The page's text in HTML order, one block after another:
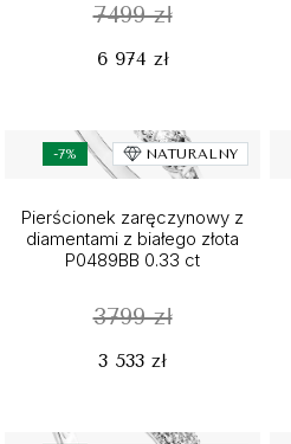
7499 zł
6 974 zł
-7% NATURALNY
Pierścionek zaręczynowy z
diamentami z białego złota
P0489BB 0.33 ct
3799 zł
3 533 zł